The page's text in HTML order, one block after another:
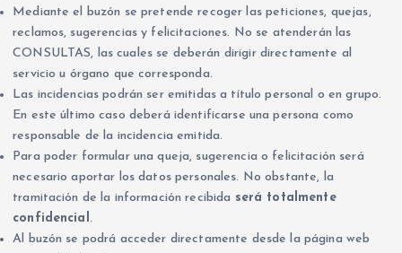
Mediante el buzón se pretende recoger las peticiones, quejas,
reclamos, sugerencias y felicitaciones. No se atenderán las
CONSULTAS, las cuales se deberán dirigir directamente al
servicio u órgano que corresponda.
Las incidencias podrán ser emitidas a título personal o en grupo.
En este último caso deberá identificarse una persona como
responsable de la incidencia emitida.
Para poder formular una queja, sugerencia o felicitación será
necesario aportar los datos personales. No obstante, la
tramitación de la información recibida será totalmente
confidencial.
Al buzón se podrá acceder directamente desde la página web